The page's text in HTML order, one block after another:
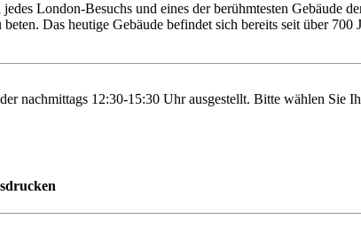
London-Besuchs und eines der berühmtesten Gebäude
Das heutige Gebäude befindet sich bereits seit über 700
nachmittags 12:30-15:30 Uhr ausgestellt. Bitte wählen Sie